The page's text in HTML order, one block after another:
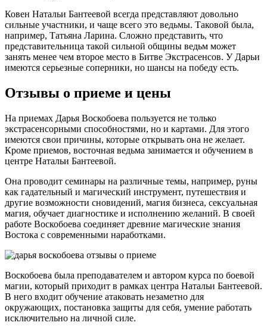
Ковен Натальи Бантеевой всегда представляют довольно
сильные участники, и чаще всего это ведьмы. Таковой была,
например, Татьяна Ларина. Сложно представить, что
представительница такой сильной общины ведьм может
занять менее чем второе место в Битве Экстрасенсов. У Дарьи
имеются серьезные соперники, но шансы на победу есть.
Отзывы о приеме и цены
На приемах Дарья Воскобоева пользуется не только
экстрасенсорными способностями, но и картами. Для этого
имеются свои причины, которые открывать она не желает.
Кроме приемов, восточная ведьма занимается и обучением в
центре Натальи Бантеевой.
Она проводит семинары на различные темы, например, руны
как гадательный и магический инструмент, путешествия и
другие возможности сновидений, магия бизнеса, сексуальная
магия, обучает диагностике и исполнению желаний. В своей
работе Воскобоева соединяет древние магические знания
Востока с современными наработками.
Воскобоева была преподавателем и автором курса по боевой
магии, который приходит в рамках центра Натальи Бантеевой.
В него входит обучение атаковать незаметно для
окружающих, постановка защиты для себя, умение работать
исключительно на личной силе.